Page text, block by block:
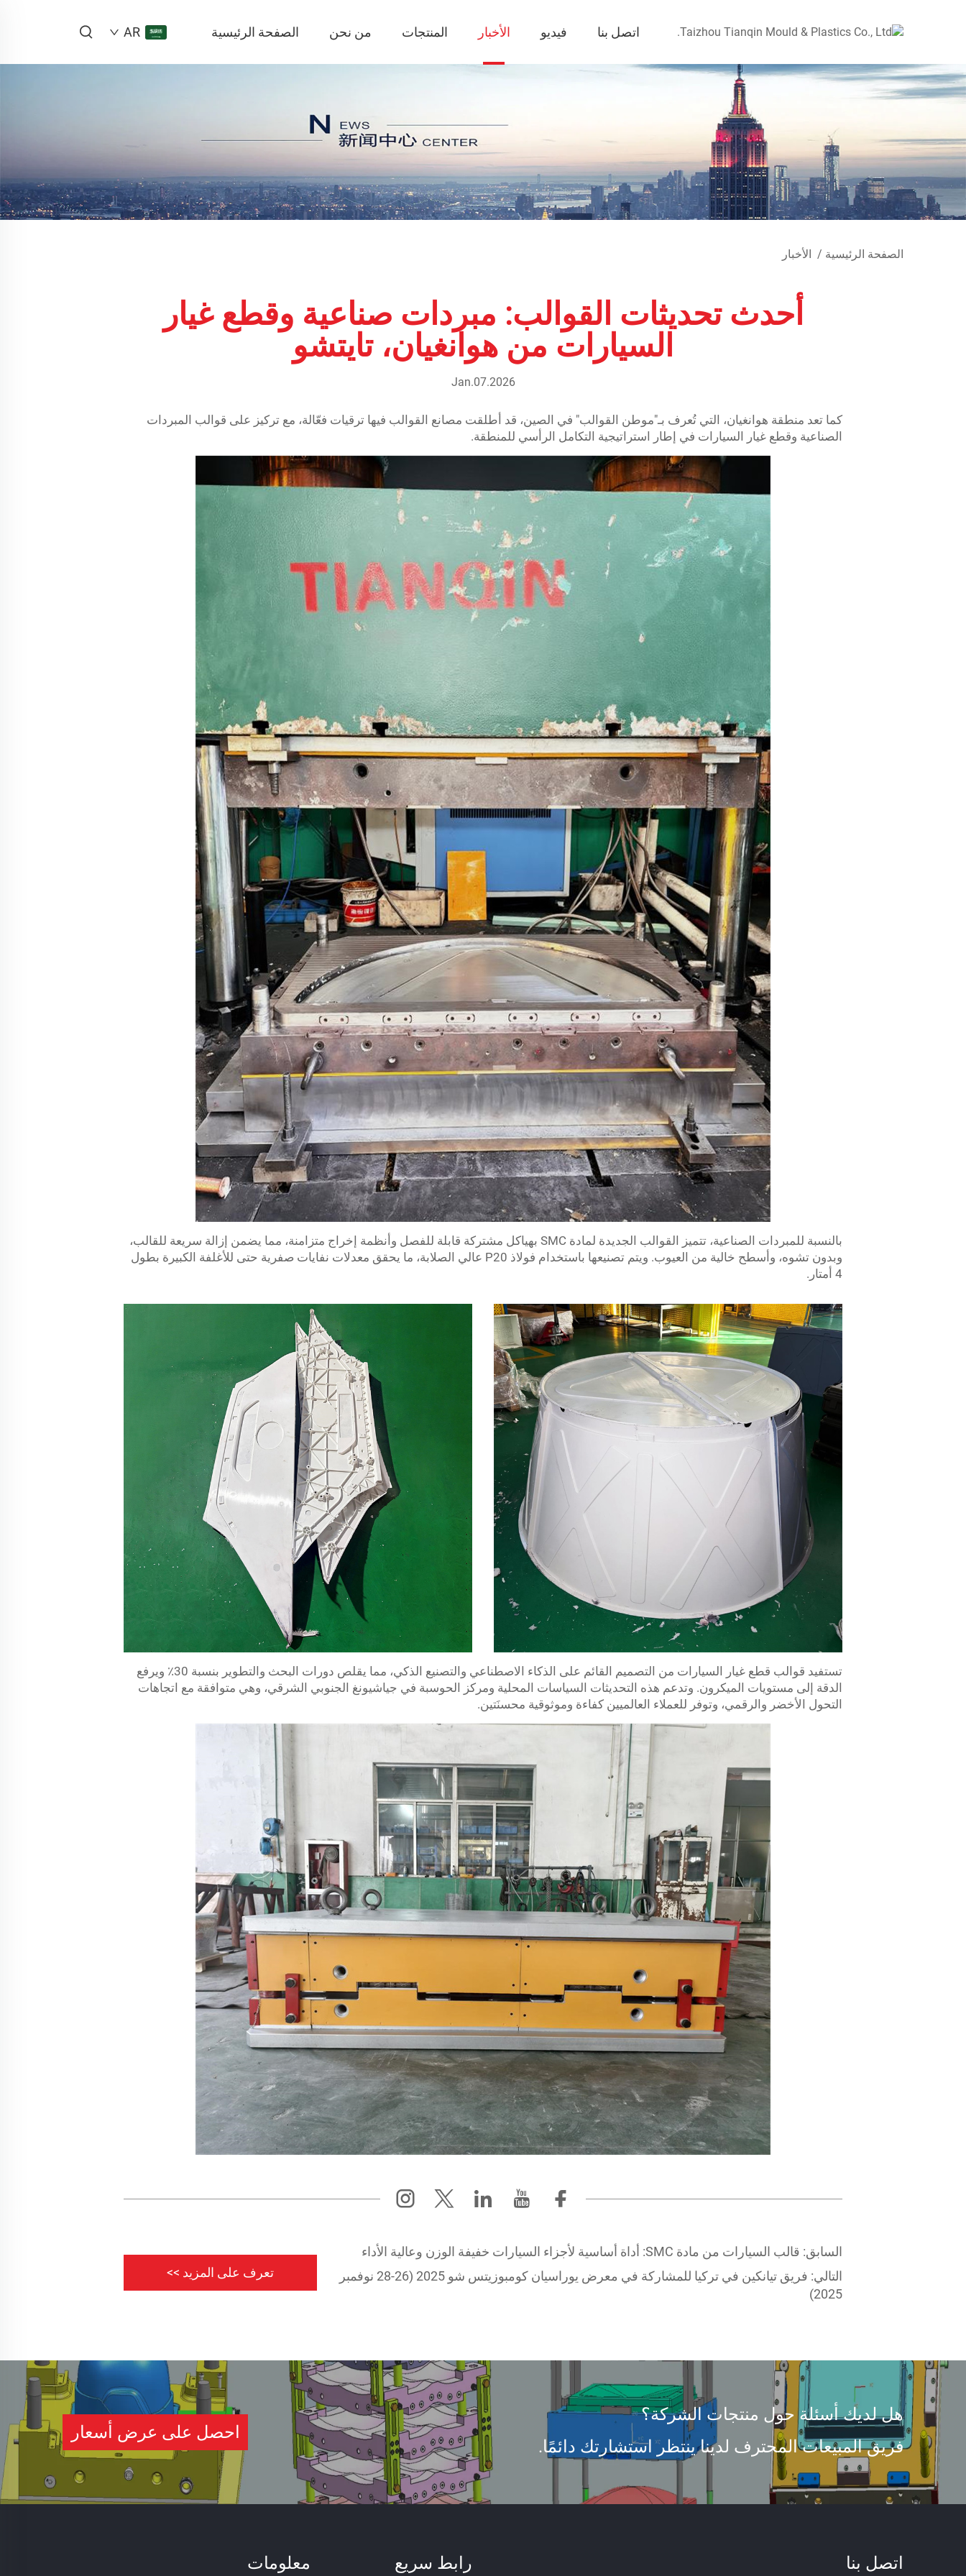
الصفحة الرئيسية من نحن المنتجات الأخبار فيديو اتصل بنا AR
الصفحة الرئيسية / الأخبار
أحدث تحديثات القوالب: مبردات صناعية وقطع غيار
السيارات من هوانغيان، تايتشو
Jan.07.2026
كما تعد منطقة هوانغيان، التي تُعرف بـ"موطن القوالب" في الصين، قد أطلقت مصانع القوالب فيها ترقيات فعّالة، مع تركيز على قوالب المبردات
الصناعية وقطع غيار السيارات في إطار استراتيجية التكامل الرأسي للمنطقة.
بالنسبة للمبردات الصناعية، تتميز القوالب الجديدة لمادة SMC بهياكل مشتركة قابلة للفصل وأنظمة إخراج متزامنة، مما يضمن إزالة سريعة للقالب،
وبدون تشوه، وأسطح خالية من العيوب. ويتم تصنيعها باستخدام فولاذ P20 عالي الصلابة، ما يحقق معدلات نفايات صفرية حتى للأغلفة الكبيرة بطول
4 أمتار.
تستفيد قوالب قطع غيار السيارات من التصميم القائم على الذكاء الاصطناعي والتصنيع الذكي، مما يقلص دورات البحث والتطوير بنسبة 30٪ ويرفع
الدقة إلى مستويات الميكرون. وتدعم هذه التحديثات السياسات المحلية ومركز الحوسبة في جياشيونغ الجنوبي الشرقي، وهي متوافقة مع اتجاهات
التحول الأخضر والرقمي، وتوفر للعملاء العالميين كفاءة وموثوقية محسنَتين.
السابق: قالب السيارات من مادة SMC: أداة أساسية لأجزاء السيارات خفيفة الوزن وعالية الأداء
التالي:
فريق تيانكين في تركيا للمشاركة في معرض يوراسيان كومبوزيتس شو 2025 (26-28 نوفمبر
2025)
تعرف على المزيد >>
هل لديك أسئلة حول منتجات الشركة؟
فريق المبيعات المحترف لدينا ينتظر استشارتك دائمًا.
احصل على عرض أسعار
اتصل بنا رابط سريع معلومات